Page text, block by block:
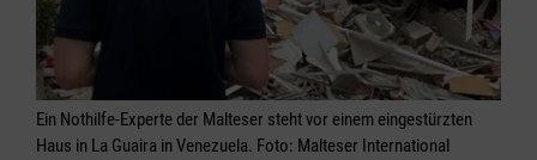
Ein Nothilfe-Experte der Malteser steht vor einem eingestürzten
Haus in La Guaira in Venezuela. Foto: Malteser International